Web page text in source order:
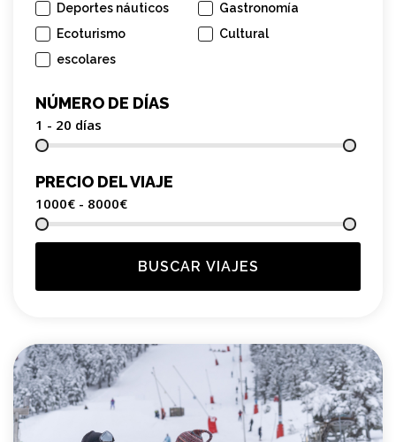
Deportes náuticos
Gastronomía
Ecoturismo
Cultural
escolares
NÚMERO DE DÍAS
1 - 20 días
PRECIO DEL VIAJE
1000€ - 8000€
BUSCAR VIAJES